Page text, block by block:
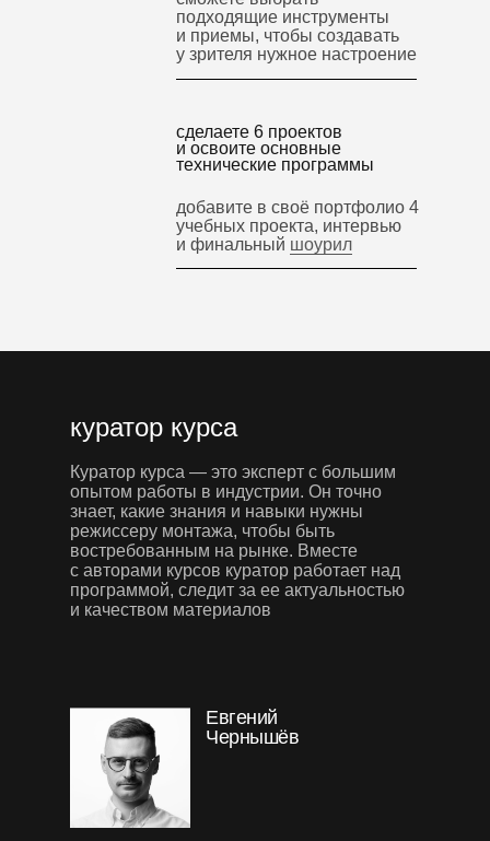
сделаете 6 проектов
и освоите основные
технические программы
подходящие инструменты
и приемы, чтобы создавать
у зрителя нужное настроение
добавите в своё портфолио 4
учебных проекта, интервью
и финальный шоурил
Евгений
Чернышёв
куратор курса
Куратор курса — это эксперт с большим
опытом работы в индустрии. Он точно
знает, какие знания и навыки нужны
режиссеру монтажа, чтобы быть
востребованным на рынке. Вместе
с авторами курсов куратор работает над
программой, следит за ее актуальностью
и качеством материалов